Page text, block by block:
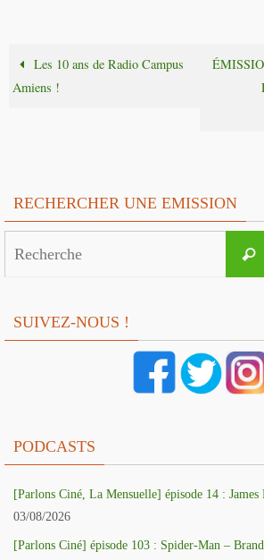
Les 10 ans de Radio Campus
Amiens !
RECHERCHER UNE EMISSION
SUIVEZ-NOUS !
PODCASTS
[Parlons Ciné, La Mensuelle] épisode 14 :
03/08/2026
[Parlons Ciné] épisode 103 : Spider-Man –